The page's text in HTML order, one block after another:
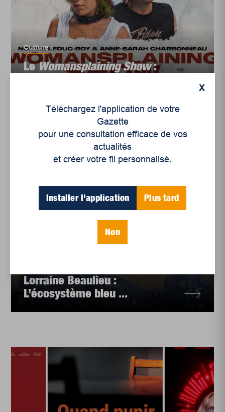
Culture
LeWomansplaining Show:
Lorraine Beaulieu :
L’écosystème bleu ...
X
Téléchargez l'application de votre
Gazette
pour une consultation efficace de vos
actualités
et créer votre fil personnalisé.
Installer l'application Plus tard
Non